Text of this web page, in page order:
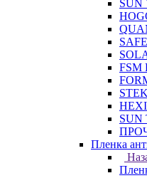
SUN
FSM
STEK
SUN
Пленка